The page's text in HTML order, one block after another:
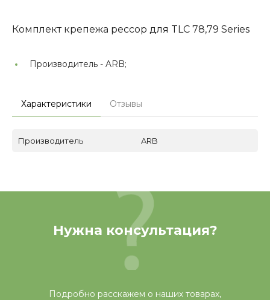
Комплект крепежа рессор для TLC 78,79 Series
Производитель - ARB;
Характеристики Отзывы
Производитель ARB
Нужна консультация?
Подробно расскажем о наших товарах,